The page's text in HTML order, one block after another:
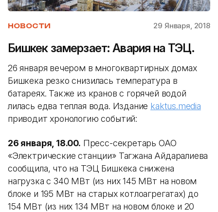
НОВОСТИ 29 Января, 2018
Бишкек замерзает: Авария на ТЭЦ.
26 января вечером в многоквартирных домах
Бишкека резко снизилась температура в
батареях. Также из кранов с горячей водой
лилась едва теплая вода. Издание kaktus.media
приводит хронологию событий:
26 января, 18.00. Пресс-секретарь ОАО
«Электрические станции» Тагжана Айдаралиева
сообщила, что на ТЭЦ Бишкека снижена
нагрузка с 340 МВт (из них 145 МВт на новом
блоке и 195 МВт на старых котлоагрегатах) до
154 МВт (из них 134 МВт на новом блоке и 20